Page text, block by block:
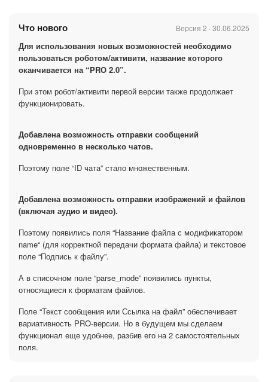
Основной функционал
процессов, а также новых Роботов (простая и PRO версии).
Функционал позволяет получать уведомления о работе
вашего Битрикс24 в группах/чатах Telegram, а также
Что нового Версия 2 · 30.06.2025
Для использования новых возможностей необходимо
пользоваться роботом/активити, название которого
оканчивается на “PRO 2.0”.
При этом робот/активити первой версии также продолжает
функционировать.
Добавлена возможность отправки сообщений
одновременно в несколько чатов.
Поэтому поле “ID чата” стало множественным.
Добавлена возможность отправки изображений и файлов
(включая аудио и видео).
Поэтому появились поля “Название файла с модификатором
name“ (для корректной передачи формата файла) и текстовое
поле “Подпись к файлу”.
А в списочном поле “parse_mode” появились пункты,
относящиеся к форматам файлов.
Поле “Текст сообщения или Ссылка на файл” обеспечивает
вариативность PRO-версии. Но в будущем мы сделаем
функционал еще удобнее, разбив его на 2 самостоятельных
поля.